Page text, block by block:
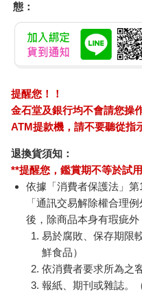
態：
提醒您！！
金石堂及銀行均不會請您操
ATM提款機，請不要聽從指
退換貨須知：
**提醒您，鑑賞期不等於試
依據「消費者保護法」
「通訊交易解除權合理
後，除商品本身有瑕疵外
易於腐敗、保存期限
鮮食品）
依消費者要求所為之
報紙、期刊或雜誌。